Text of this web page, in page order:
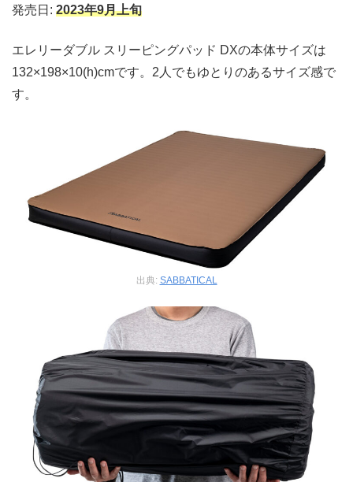
発売日: 2023年9月上旬
エレリーダブル スリーピングパッド DXの本体サイズは
132×198×10(h)cmです。2人でもゆとりのあるサイズ感で
す。
出典: SABBATICAL